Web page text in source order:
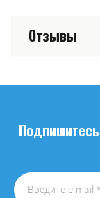
Отзывы